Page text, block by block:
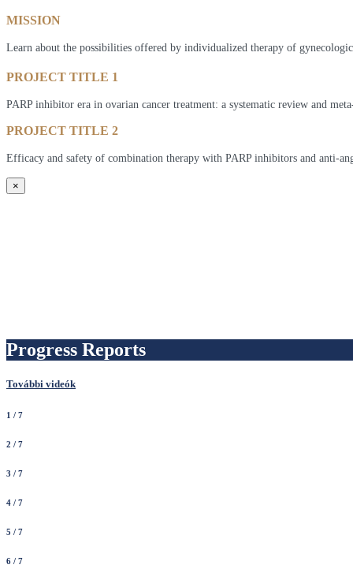
MISSION
Learn about the possibilities offered by individualized therapy of
PROJECT TITLE 1
PARP inhibitor era in ovarian cancer treatment: a systematic review and
PROJECT TITLE 2
Efficacy and safety of combination therapy with PARP inhibitors and anti-
×
Progress Reports
További videók
1 / 7
2 / 7
3 / 7
4 / 7
5 / 7
6 / 7